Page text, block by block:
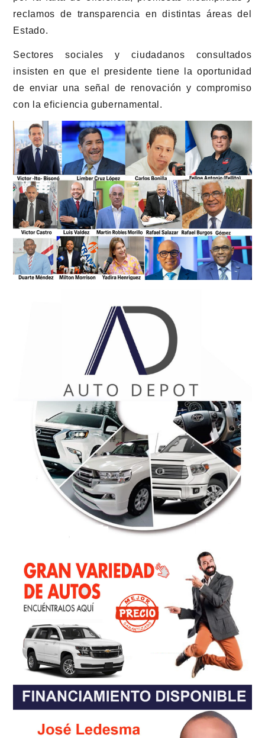
reclamos de transparencia en distintas áreas del
Estado.
Sectores sociales y ciudadanos consultados
insisten en que el presidente tiene la oportunidad
de enviar una señal de renovación y compromiso
con la eficiencia gubernamental.